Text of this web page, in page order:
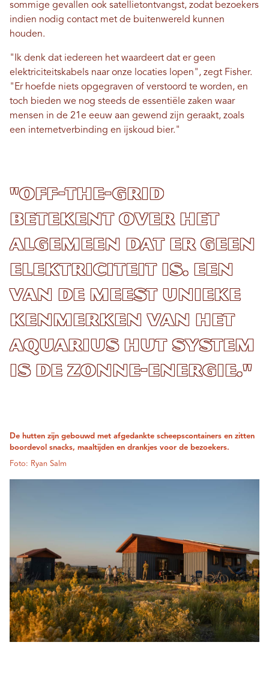
sommige gevallen ook satellietontvangst, zodat bezoekers
indien nodig contact met de buitenwereld kunnen
houden.
"Ik denk dat iedereen het waardeert dat er geen
elektriciteitskabels naar onze locaties lopen", zegt Fisher.
"Er hoefde niets opgegraven of verstoord te worden, en
toch bieden we nog steeds de essentiële zaken waar
mensen in de 21e eeuw aan gewend zijn geraakt, zoals
een internetverbinding en ijskoud bier."
"Off-the-grid
betekent over het
algemeen dat er geen
elektriciteit is. Een
van de meest unieke
kenmerken van het
Aquarius Hut System
is de zonne-energie."
De hutten zijn gebouwd met afgedankte scheepscontainers en zitten
boordevol snacks, maaltijden en drankjes voor de bezoekers.
Foto: Ryan Salm